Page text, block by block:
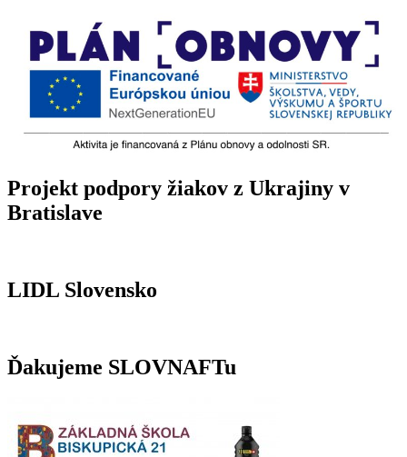
Projekt podpory žiakov z Ukrajiny v
Bratislave
LIDL Slovensko
Ďakujeme SLOVNAFTu